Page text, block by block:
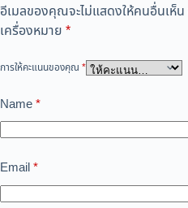
อีเมลของคุณจะไม่แสดงให้คนอื่นเห็น
เครื่องหมาย *
การให้คะแนนของคุณ *
Name*
Email*